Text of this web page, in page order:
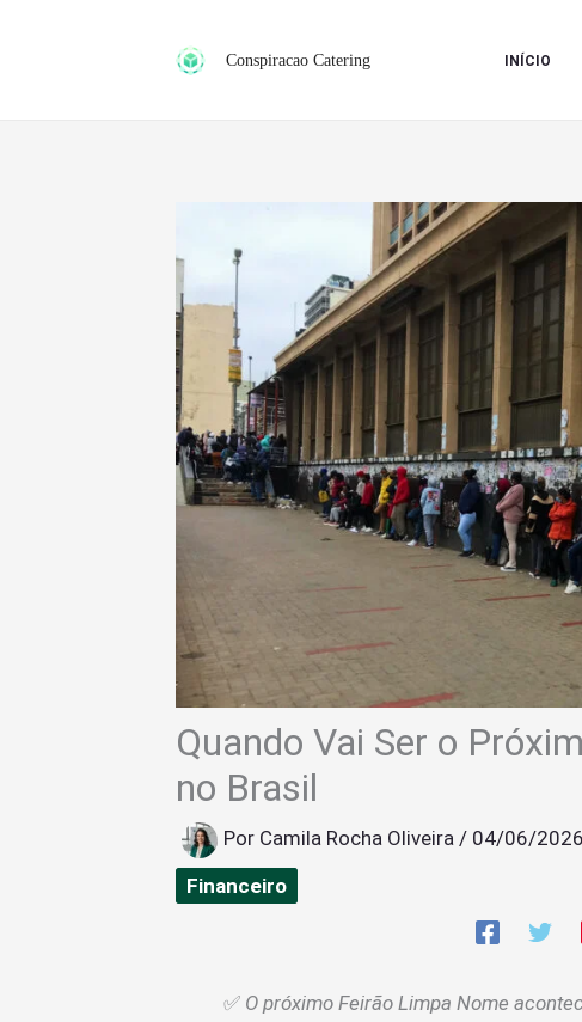
Conspiracao Catering INÍCIO
Quando Vai Ser o
no Brasil
Por Camila Rocha Oliveira / 04/06/2026
Financeiro
✅ O próximo Feirão Limpa Nome